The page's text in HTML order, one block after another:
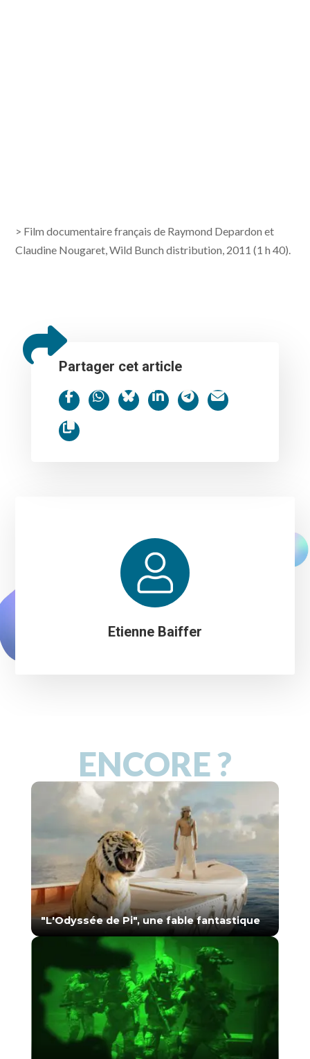
> Film documentaire français de Raymond Depardon et
Claudine Nougaret, Wild Bunch distribution, 2011 (1 h 40).
Partager cet article
Etienne Baiffer
ENCORE ?
"L'Odyssée de Pi", une fable fantastique